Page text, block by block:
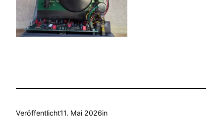
Veröffentlicht11. Mai 2026in